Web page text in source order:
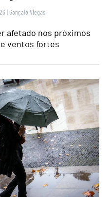
| Gonçalo Viegas
afetado nos próximos
ventos fortes